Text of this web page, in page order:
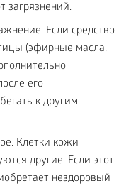
загрязнений.
Если средство
(эфирные масла,
его
к другим
Клетки кожи
другие. Если этот
нездоровый